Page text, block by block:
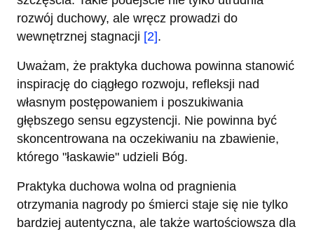
rozwój duchowy, ale wręcz prowadzi do
wewnętrznej stagnacji [2].
Uważam, że praktyka duchowa powinna stanowić
inspirację do ciągłego rozwoju, refleksji nad
własnym postępowaniem i poszukiwania
głębszego sensu egzystencji. Nie powinna być
skoncentrowana na oczekiwaniu na zbawienie,
którego "łaskawie" udzieli Bóg.
Praktyka duchowa wolna od pragnienia
otrzymania nagrody po śmierci staje się nie tylko
bardziej autentyczna, ale także wartościowsza dla